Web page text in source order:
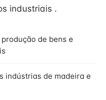
industriais .
de bens e
indústrias de madeira e